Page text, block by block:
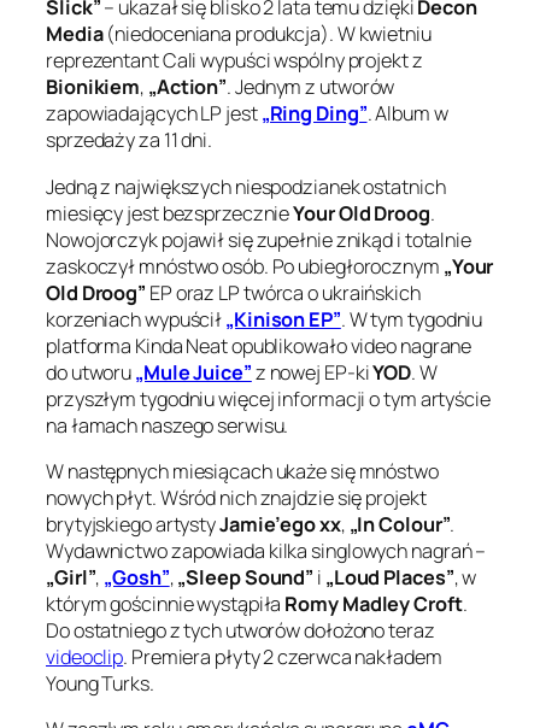
Slick”– ukazał się blisko 2 lata temu dziękiDecon
Media(niedoceniana produkcja). W kwietniu
reprezentant Cali wypuści wspólny projekt z
Bionikiem, „Action”. Jednym z utworów
zapowiadających LP jest„Ring Ding”. Album w
sprzedaży za 11 dni.
Jedną z największych niespodzianek ostatnich
miesięcy jest bezsprzecznieYour Old Droog.
Nowojorczyk pojawił się zupełnie znikąd i totalnie
zaskoczył mnóstwo osób. Po ubiegłorocznym „Your
Old Droog” EP oraz LP twórca o ukraińskich
korzeniach wypuścił„Kinison EP”. W tym tygodniu
platforma Kinda Neat opublikowało video nagrane
do utworu„Mule Juice”z nowej EP-kiYOD. W
przyszłym tygodniu więcej informacji o tym artyście
na łamach naszego serwisu.
W następnych miesiącach ukaże się mnóstwo
nowych płyt. Wśród nich znajdzie się projekt
brytyjskiego artystyJamie’ego xx, „In Colour”.
Wydawnictwo zapowiada kilka singlowych nagrań –
„Girl”, „Gosh”,„Sleep Sound” i „Loud Places”, w
którym gościnnie wystąpiła Romy Madley Croft.
Do ostatniego z tych utworów dołożono teraz
videoclip. Premiera płyty 2 czerwca nakładem
Young Turks.